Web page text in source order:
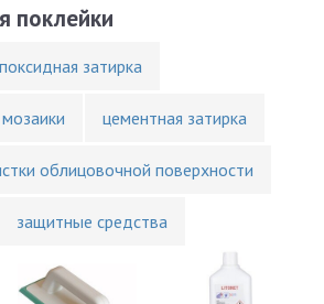
поклейки
затирка
цементная затирка
облицовочной поверхности
защитные средства